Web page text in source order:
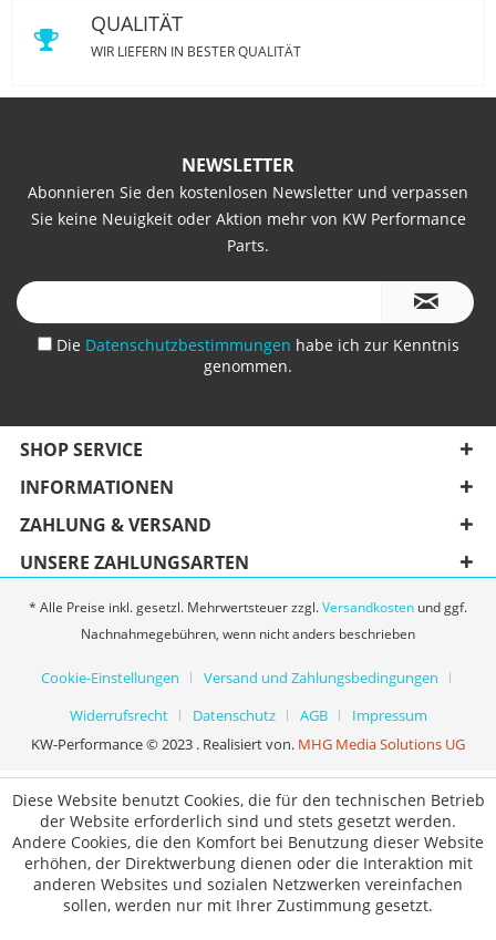
QUALITÄT
WIR LIEFERN IN BESTER QUALITÄT
NEWSLETTER
Abonnieren Sie den kostenlosen Newsletter und verpassen
Sie keine Neuigkeit oder Aktion mehr von KW Performance
Parts.
Die Datenschutzbestimmungen habe ich zur Kenntnis
genommen.
SHOP SERVICE
INFORMATIONEN
ZAHLUNG & VERSAND
UNSERE ZAHLUNGSARTEN
* Alle Preise inkl. gesetzl. Mehrwertsteuer zzgl.Versandkosten und ggf.
Nachnahmegebühren, wenn nicht anders beschrieben
Cookie-Einstellungen
Versand und Zahlungsbedingungen
Widerrufsrecht
Datenschutz AGB
Impressum
KW-Performance © 2023 . Realisiert von. MHG Media Solutions UG
Diese Website benutzt Cookies, die für den technischen Betrieb
der Website erforderlich sind und stets gesetzt werden.
Andere Cookies, die den Komfort bei Benutzung dieser Website
erhöhen, der Direktwerbung dienen oder die Interaktion mit
anderen Websites und sozialen Netzwerken vereinfachen
sollen, werden nur mit Ihrer Zustimmung gesetzt.